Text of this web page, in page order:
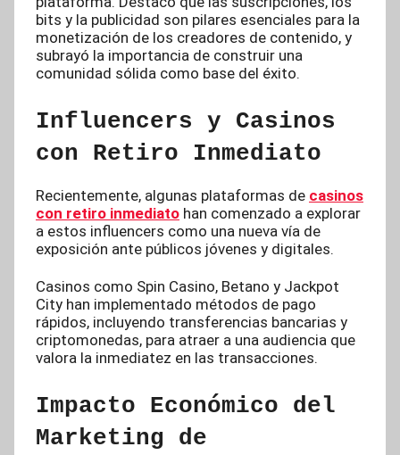
bits y la publicidad son pilares esenciales para la
monetización de los creadores de contenido, y
subrayó la importancia de construir una
comunidad sólida como base del éxito.
Influencers y Casinos
con Retiro Inmediato
Recientemente, algunas plataformas de casinos
con retiro inmediato han comenzado a explorar
a estos influencers como una nueva vía de
exposición ante públicos jóvenes y digitales.
Casinos como Spin Casino, Betano y Jackpot
City han implementado métodos de pago
rápidos, incluyendo transferencias bancarias y
criptomonedas, para atraer a una audiencia que
valora la inmediatez en las transacciones.
Impacto Económico del
Marketing de